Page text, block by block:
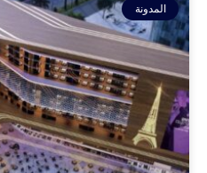
المدونة